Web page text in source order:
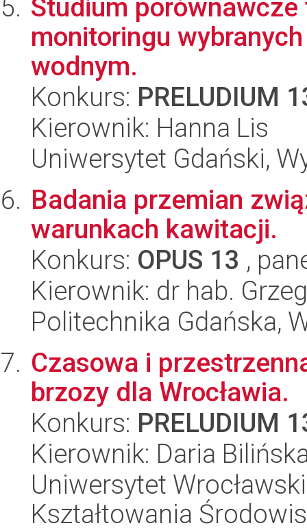
Studium porównawcze
monitoringu
wodnym.
Konkurs: PRELUDIUM
Kierownik: Hanna Lis
Uniwersytet Gdański,
Badania przemian
warunkach kawitacji.
Konkurs: OPUS 13 ,
Kierownik: dr hab.
Politechnika Gdańska,
Czasowa i
brzozy dla Wrocławia.
Konkurs: PRELUDIUM
Kierownik: Daria
Uniwersytet
Kształtowania